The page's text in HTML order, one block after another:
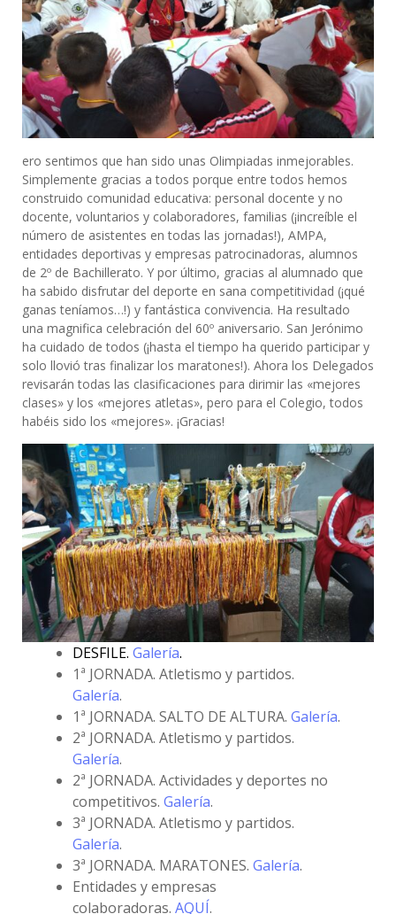
ero sentimos que han sido unas Olimpiadas inmejorables.
Simplemente gracias a todos porque entre todos hemos
construido comunidad educativa: personal docente y no
docente, voluntarios y colaboradores, familias (¡increíble el
número de asistentes en todas las jornadas!), AMPA,
entidades deportivas y empresas patrocinadoras, alumnos
de 2º de Bachillerato. Y por último, gracias al alumnado que
ha sabido disfrutar del deporte en sana competitividad (¡qué
ganas teníamos…!) y fantástica convivencia. Ha resultado
una magnifica celebración del 60º aniversario. San Jerónimo
ha cuidado de todos (¡hasta el tiempo ha querido participar y
solo llovió tras finalizar los maratones!). Ahora los Delegados
revisarán todas las clasificaciones para dirimir las «mejores
clases» y los «mejores atletas», pero para el Colegio, todos
habéis sido los «mejores». ¡Gracias!
DESFILE. Galería.
1ª JORNADA. Atletismo y partidos.
Galería.
1ª JORNADA. SALTO DE ALTURA. Galería.
2ª JORNADA. Atletismo y partidos.
Galería.
2ª JORNADA. Actividades y deportes no
competitivos. Galería.
3ª JORNADA. Atletismo y partidos.
Galería.
3ª JORNADA. MARATONES. Galería.
Entidades y empresas
colaboradoras. AQUÍ.